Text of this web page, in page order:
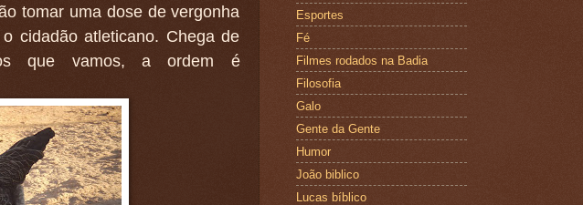
tomar uma dose de vergonha
cidadão atleticano. Chega de
que vamos, a ordem é
Esportes
Fé
Filmes rodados na Badia
Filosofia
Galo
Gente da Gente
Humor
João biblico
Lucas bíblico